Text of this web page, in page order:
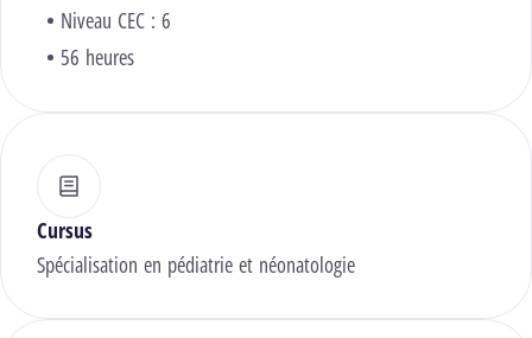
Niveau CEC : 6
56 heures
Cursus
Spécialisation en pédiatrie et néonatologie